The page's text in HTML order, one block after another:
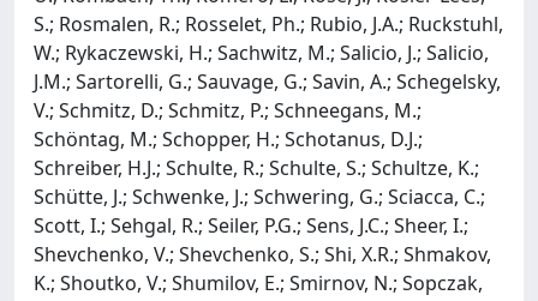
S.; Rosmalen, R.; Rosselet, Ph.; Rubio, J.A.; Ruckstuhl,
W.; Rykaczewski, H.; Sachwitz, M.; Salicio, J.; Salicio,
J.M.; Sartorelli, G.; Sauvage, G.; Savin, A.; Schegelsky,
V.; Schmitz, D.; Schmitz, P.; Schneegans, M.;
Schöntag, M.; Schopper, H.; Schotanus, D.J.;
Schreiber, H.J.; Schulte, R.; Schulte, S.; Schultze, K.;
Schütte, J.; Schwenke, J.; Schwering, G.; Sciacca, C.;
Scott, I.; Sehgal, R.; Seiler, P.G.; Sens, J.C.; Sheer, I.;
Shevchenko, V.; Shevchenko, S.; Shi, X.R.; Shmakov,
K.; Shoutko, V.; Shumilov, E.; Smirnov, N.; Sopczak,